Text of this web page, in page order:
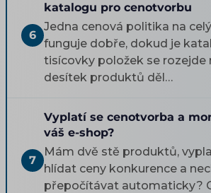
6
katalogu pro cenotvorbu
Jedna cenová politika na
funguje dobře, dokud je
tisícovky položek se rozejde
desítek produktů děl…
7
Vyplatí se cenotvorba a
váš e-shop?
Mám dvě stě produktů,
hlídat ceny konkurence a
přepočítávat automaticky?